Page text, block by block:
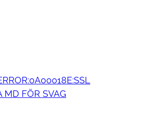
MD FÖR SVAG